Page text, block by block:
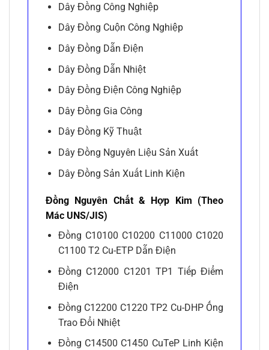
Dây Đồng Công Nghiệp
Dây Đồng Cuộn Công Nghiệp
Dây Đồng Dẫn Điện
Dây Đồng Dẫn Nhiệt
Dây Đồng Điện Công Nghiệp
Dây Đồng Gia Công
Dây Đồng Kỹ Thuật
Dây Đồng Nguyên Liệu Sản Xuất
Dây Đồng Sản Xuất Linh Kiện
Đồng Nguyên Chất & Hợp Kim (Theo
Mác UNS/JIS)
Đồng C10100 C10200 C11000 C1020
C1100 T2 Cu-ETP Dẫn Điện
Đồng C12000 C1201 TP1 Tiếp Điểm
Điện
Đồng C12200 C1220 TP2 Cu-DHP Ống
Trao Đổi Nhiệt
Đồng C14500 C1450 CuTeP Linh Kiện